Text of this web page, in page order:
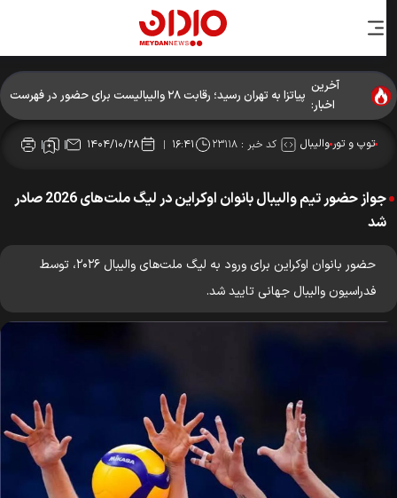
آخرین
اخبار:
پیاتزا به تهران رسید؛ رقابت ۲۸ والیبالیست برای حضور در فهرست
نهایی
توپ و توروالیبال کد خبر : ۲۳۱۱۸ ۱۶:۴۱ ۱۴۰۴/۱۰/۲۸
جواز حضور تیم والیبال بانوان اوکراین در لیگ ملت‌های 2026 صادر
شد
حضور بانوان اوکراین برای ورود به لیگ ملت‌های والیبال ۲۰۲۶، توسط
فدراسیون والیبال جهانی تایید شد.